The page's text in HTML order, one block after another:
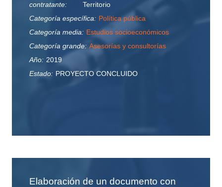
contratante:
Territorio
Categoría específica: Política pública
Categoría media: Estudios socioeconómicos
Categoría grande: Asesorías y consultorías
Año: 2019
Estado: PROYECTO CONCLUIDO
Elaboración de un documento con